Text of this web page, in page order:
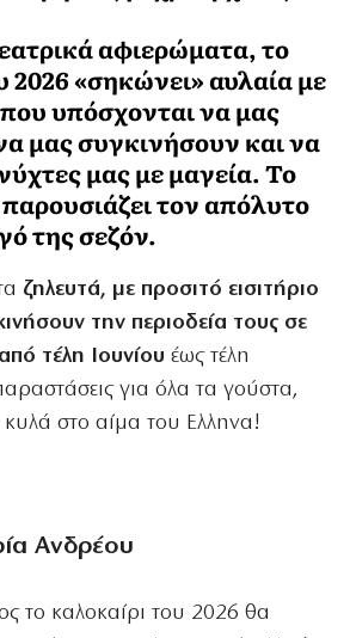
αφιερώματα, το
2026 «σηκώνει» αυλαία με
υπόσχονται να μας
μας συγκινήσουν και να
μας με μαγεία. Το
τον απόλυτο
της σεζόν.
ζηλευτά, με προσιτό εισιτήριο
την περιοδεία τους σε
τέλη Ιουνίου έως τέλη
για όλα τα γούστα,
στο αίμα του Ελληνα!
Ανδρέου
το καλοκαίρι του 2026 θα